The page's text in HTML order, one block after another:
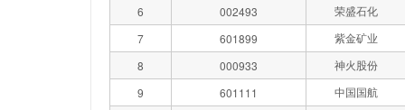
6 002493
荣盛石化
7
601899
紫金矿业
8
000933
神火股份
9
601111
中国国航